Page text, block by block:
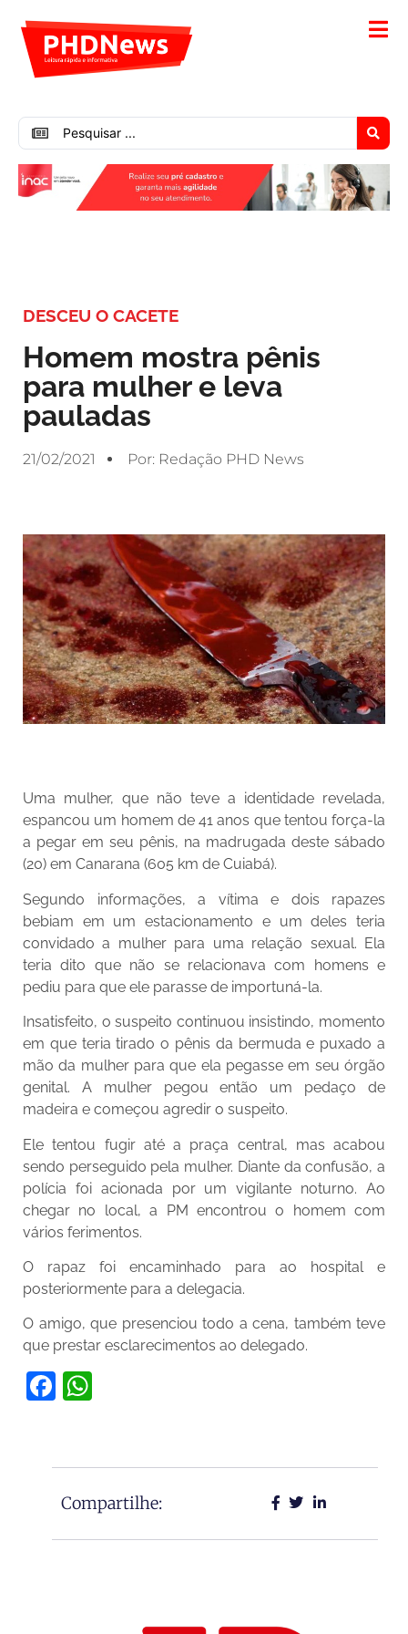
DESCEU O CACETE
Homem mostra pênis
para mulher e leva
pauladas
21/02/2021 Por: Redação PHD News
Uma mulher, que não teve a identidade revelada,
espancou um homem de 41 anos que tentou força-la
a pegar em seu pênis, na madrugada deste sábado
(20) em Canarana (605 km de Cuiabá).
Segundo informações, a vítima e dois rapazes
bebiam em um estacionamento e um deles teria
convidado a mulher para uma relação sexual. Ela
teria dito que não se relacionava com homens e
pediu para que ele parasse de importuná-la.
Insatisfeito, o suspeito continuou insistindo, momento
em que teria tirado o pênis da bermuda e puxado a
mão da mulher para que ela pegasse em seu órgão
genital. A mulher pegou então um pedaço de
madeira e começou agredir o suspeito.
Ele tentou fugir até a praça central, mas acabou
sendo perseguido pela mulher. Diante da confusão, a
polícia foi acionada por um vigilante noturno. Ao
chegar no local, a PM encontrou o homem com
vários ferimentos.
O rapaz foi encaminhado para ao hospital e
posteriormente para a delegacia.
O amigo, que presenciou todo a cena, também teve
que prestar esclarecimentos ao delegado.
Facebook
Compartilhe: